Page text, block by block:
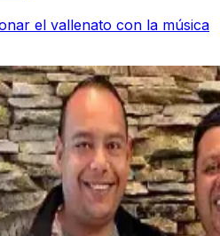
el vallenato con la música